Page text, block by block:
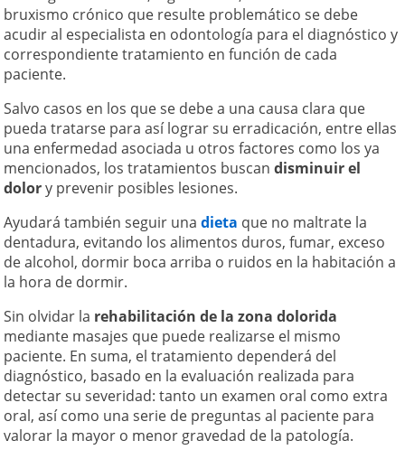
bruxismo crónico que resulte problemático se debe
acudir al especialista en odontología para el diagnóstico y
correspondiente tratamiento en función de cada
paciente.
Salvo casos en los que se debe a una causa clara que
pueda tratarse para así lograr su erradicación, entre ellas
una enfermedad asociada u otros factores como los ya
mencionados, los tratamientos buscandisminuir el
dolory prevenir posibles lesiones.
Ayudará también seguir una dieta que no maltrate la
dentadura, evitando los alimentos duros, fumar, exceso
de alcohol, dormir boca arriba o ruidos en la habitación a
la hora de dormir.
Sin olvidar la rehabilitación de la zona dolorida
mediante masajes que puede realizarse el mismo
paciente. En suma, el tratamiento dependerá del
diagnóstico, basado en la evaluación realizada para
detectar su severidad: tanto un examen oral como extra
oral, así como una serie de preguntas al paciente para
valorar la mayor o menor gravedad de la patología.